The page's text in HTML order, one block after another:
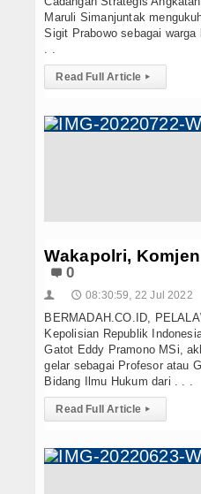
Maruli Simanjuntak
Sigit Prabowo sebagai warga
Read Full Article ▸
Wakapolri,
0
👤 🕔 08:30:59, 22 Jul 2022
BERMADAH.CO.ID,
Kepolisian Republik
Gatot Eddy Pramono MSi,
gelar sebagai Profesor atau
Bidang Ilmu Hukum dari . . .
Read Full Article ▸